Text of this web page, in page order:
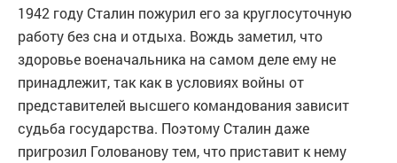
1942 году Сталин пожурил его за круглосуточную
работу без сна и отдыха. Вождь заметил, что
здоровье военачальника на самом деле ему не
принадлежит, так как в условиях войны от
представителей высшего командования зависит
судьба государства. Поэтому Сталин даже
пригрозил Голованову тем, что приставит к нему